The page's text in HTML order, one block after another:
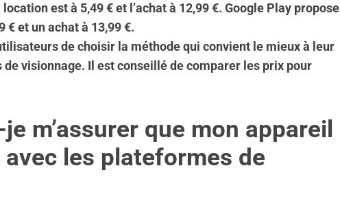
est à 5,49 € et l’achat à 12,99 €. Google Play propose
€ et un achat à 13,99 €.
de choisir la méthode qui convient le mieux à leur
de visionnage. Il est conseillé de comparer les prix pour
m’assurer que mon appareil
les plateformes de